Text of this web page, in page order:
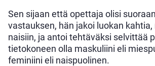
Sen sijaan että opettaja olisi
vastauksen, hän jakoi luokan kahtia,
naisiin, ja antoi tehtäväksi selvittää
tietokoneen olla maskuliini eli
feminiini eli naispuolinen.